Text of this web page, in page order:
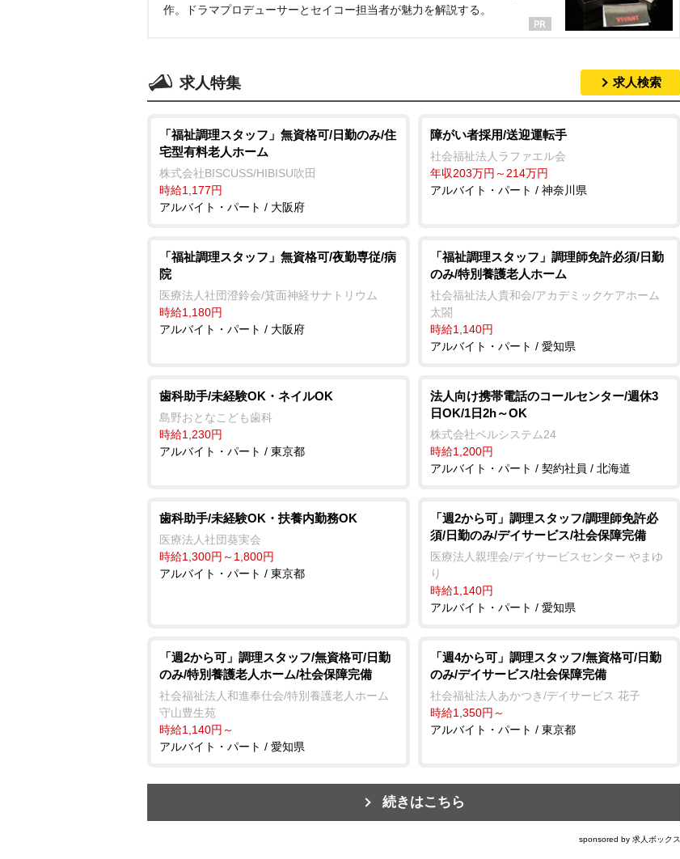
作。ドラマプロデューサーとセイコー担当者が魅力を解説する。
求人特集 求人検索
「福祉調理スタッフ」無資格可/日勤のみ/住
宅型有料老人ホーム
株式会社BISCUSS/HIBISU吹田
時給1,177円
アルバイト・パート / 大阪府
障がい者採用/送迎運転手
社会福祉法人ラファエル会
年収203万円～214万円
アルバイト・パート / 神奈川県
「福祉調理スタッフ」無資格可/夜勤専従/病
院
医療法人社団澄鈴会/箕面神経サナトリウム
時給1,180円
アルバイト・パート / 大阪府
「福祉調理スタッフ」調理師免許必須/日勤
のみ/特別養護老人ホーム
社会福祉法人貴和会/アカデミックケアホーム
太閤
時給1,140円
アルバイト・パート / 愛知県
歯科助手/未経験OK・ネイルOK
島野おとなこども歯科
時給1,230円
アルバイト・パート / 東京都
法人向け携帯電話のコールセンター/週休3
日OK/1日2h～OK
株式会社ベルシステム24
時給1,200円
アルバイト・パート / 契約社員 / 北海道
歯科助手/未経験OK・扶養内勤務OK
医療法人社団葵実会
時給1,300円～1,800円
アルバイト・パート / 東京都
「週2から可」調理スタッフ/調理師免許必
須/日勤のみ/デイサービス/社会保障完備
医療法人親理会/デイサービスセンター やまゆ
り
時給1,140円
アルバイト・パート / 愛知県
「週2から可」調理スタッフ/無資格可/日勤
のみ/特別養護老人ホーム/社会保障完備
社会福祉法人和進奉仕会/特別養護老人ホーム
守山豊生苑
時給1,140円～
アルバイト・パート / 愛知県
「週4から可」調理スタッフ/無資格可/日勤
のみ/デイサービス/社会保障完備
社会福祉法人あかつき/デイサービス 花子
時給1,350円～
アルバイト・パート / 東京都
続きはこちら
sponsored by 求人ボックス